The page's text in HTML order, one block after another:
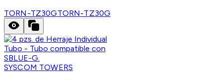
TORN-TZ30GTORN-TZ30G
SYSCOM TOWERS